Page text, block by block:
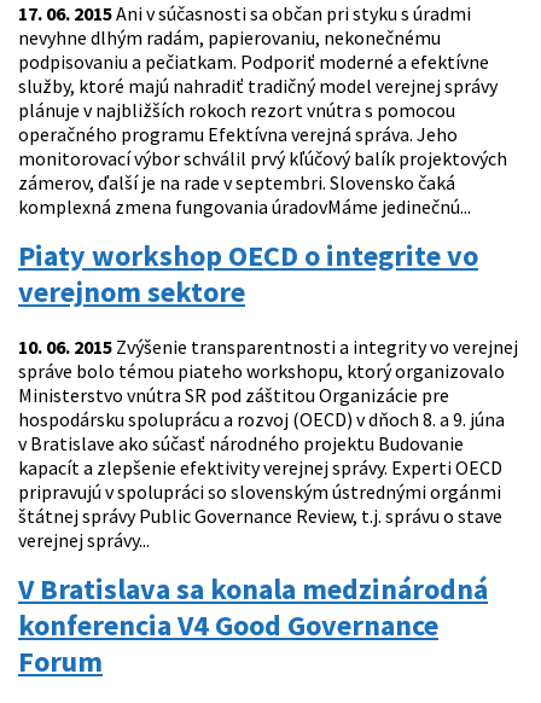
17. 06. 2015Ani v súčasnosti sa občan pri styku s úradmi
nevyhne dlhým radám, papierovaniu, nekonečnému
podpisovaniu a pečiatkam. Podporiť moderné a efektívne
služby, ktoré majú nahradiť tradičný model verejnej správy
plánuje v najbližších rokoch rezort vnútra s pomocou
operačného programu Efektívna verejná správa. Jeho
monitorovací výbor schválil prvý kľúčový balík projektových
zámerov, ďalší je na rade v septembri. Slovensko čaká
komplexná zmena fungovania úradovMáme jedinečnú...
Piaty workshop OECD o integrite vo
verejnom sektore
10. 06. 2015 Zvýšenie transparentnosti a integrity vo verejnej
správe bolo témou piateho workshopu, ktorý organizovalo
Ministerstvo vnútra SR pod záštitou Organizácie pre
hospodársku spoluprácu a rozvoj (OECD) v dňoch 8. a 9. júna
v Bratislave ako súčasť národného projektu Budovanie
kapacít a zlepšenie efektivity verejnej správy. Experti OECD
pripravujú v spolupráci so slovenským ústrednými orgánmi
štátnej správy Public Governance Review, t.j. správu o stave
verejnej správy...
V Bratislava sa konala medzinárodná
konferencia V4 Good Governance
Forum